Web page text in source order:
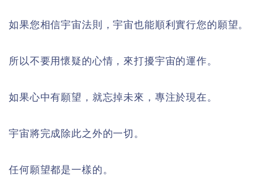
如果您相信宇宙法則，宇宙也能順利實行您的願望。
所以不要用懷疑的心情，來打擾宇宙的運作。
如果心中有願望，就忘掉未來，專注於現在。
宇宙將完成除此之外的一切。
任何願望都是一樣的。